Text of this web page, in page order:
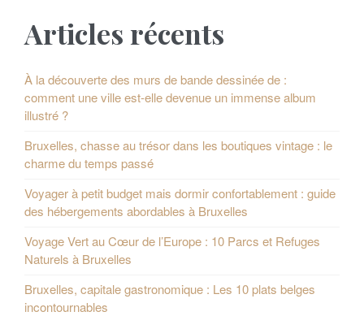
a
t
i
o
n
d
e
s
p
u
o
t
Articles récents
À la découverte des murs de bande dessinée de :
comment une ville est-elle devenue un immense album
illustré ?
Bruxelles, chasse au trésor dans les boutiques vintage : le
charme du temps passé
Voyager à petit budget mais dormir confortablement : guide
des hébergements abordables à Bruxelles
Voyage Vert au Cœur de l’Europe : 10 Parcs et Refuges
Naturels à Bruxelles
Bruxelles, capitale gastronomique : Les 10 plats belges
incontournables